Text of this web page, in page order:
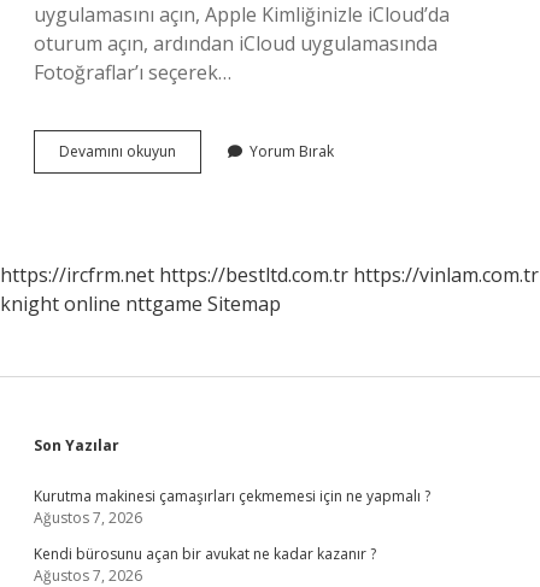
uygulamasını açın, Apple Kimliğinizle iCloud’da
oturum açın, ardından iCloud uygulamasında
Fotoğraflar’ı seçerek…
Devamını okuyun
Drive
Yorum Bırak
https://ircfrm.net https://bestltd.com.tr https://vinlam.com.tr
knight online nttgame Sitemap
Sidebar
Son Yazılar
Kurutma makinesi çamaşırları çekmemesi için ne yapmalı ?
Ağustos 7, 2026
Kendi bürosunu açan bir avukat ne kadar kazanır ?
Ağustos 7, 2026